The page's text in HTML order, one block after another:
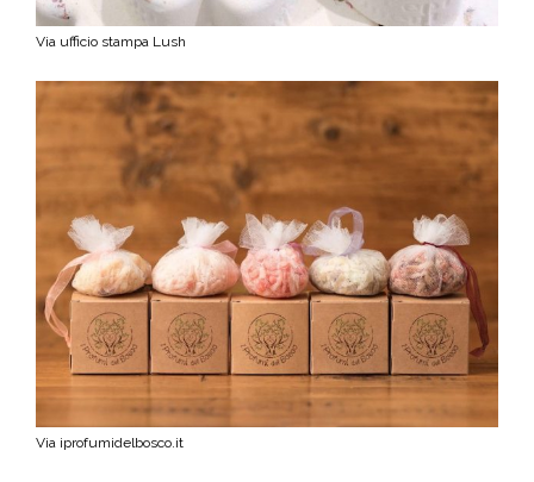
Via ufficio stampa Lush
Via iprofumidelbosco.it